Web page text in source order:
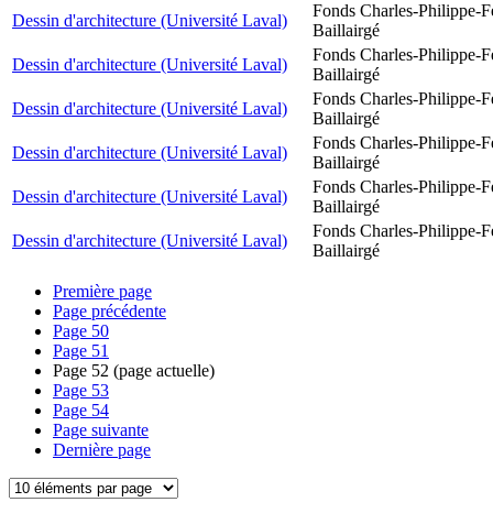
Dessin d'architecture (Université Laval)
Fonds Charles-Philippe-
Baillairgé
Dessin d'architecture (Université Laval)
Fonds Charles-Philippe-
Baillairgé
Dessin d'architecture (Université Laval)
Fonds Charles-Philippe-
Baillairgé
Dessin d'architecture (Université Laval)
Fonds Charles-Philippe-
Baillairgé
Dessin d'architecture (Université Laval)
Fonds Charles-Philippe-
Baillairgé
Dessin d'architecture (Université Laval)
Fonds Charles-Philippe-
Baillairgé
Première page
Page précédente
Page 50
Page 51
Page 52 (page actuelle)
Page 53
Page 54
Page suivante
Dernière page